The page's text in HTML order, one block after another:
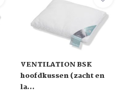
VENTILATION BSK
hoofdkussen (zacht en
la...